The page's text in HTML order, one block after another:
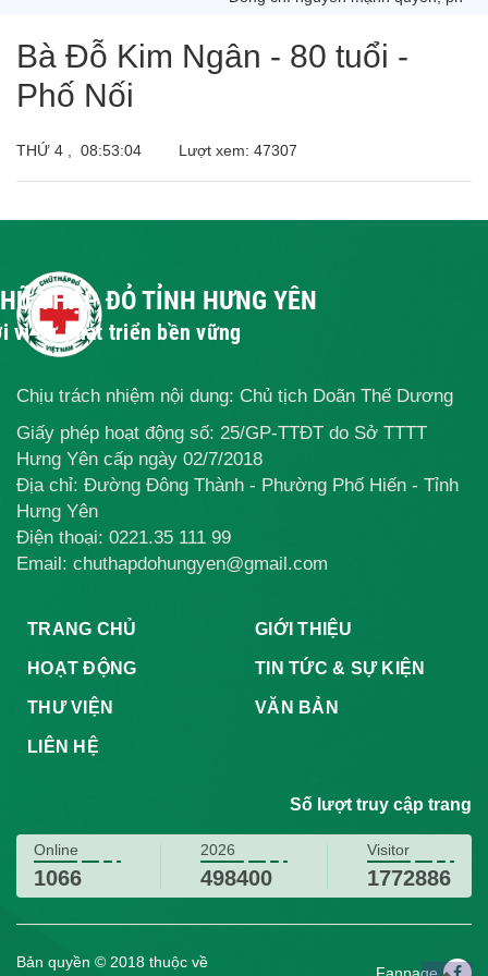
Bà Đỗ Kim Ngân - 80 tuổi -
Phố Nối
THỨ 4 , 08:53:04 Lượt xem: 47307
THẬP ĐỎ TỈNH HƯNG YÊN
vì sự phát triển bền vững
Chịu trách nhiệm nội dung: Chủ tịch Doãn Thế Dương
Giấy phép hoạt động số: 25/GP-TTĐT do Sở TTTT
Hưng Yên cấp ngày 02/7/2018
Địa chỉ: Đường Đông Thành - Phường Phố Hiến - Tỉnh
Hưng Yên
Điện thoại: 0221.35 111 99
Email: chuthapdohungyen@gmail.com
TRANG CHỦ GIỚI THIỆU
HOẠT ĐỘNG TIN TỨC & SỰ KIỆN
THƯ VIỆN VĂN BẢN
LIÊN HỆ
Số lượt truy cập trang
Online
1066
2026
498400
Visitor
1772886
Bản quyền © 2018 thuộc về